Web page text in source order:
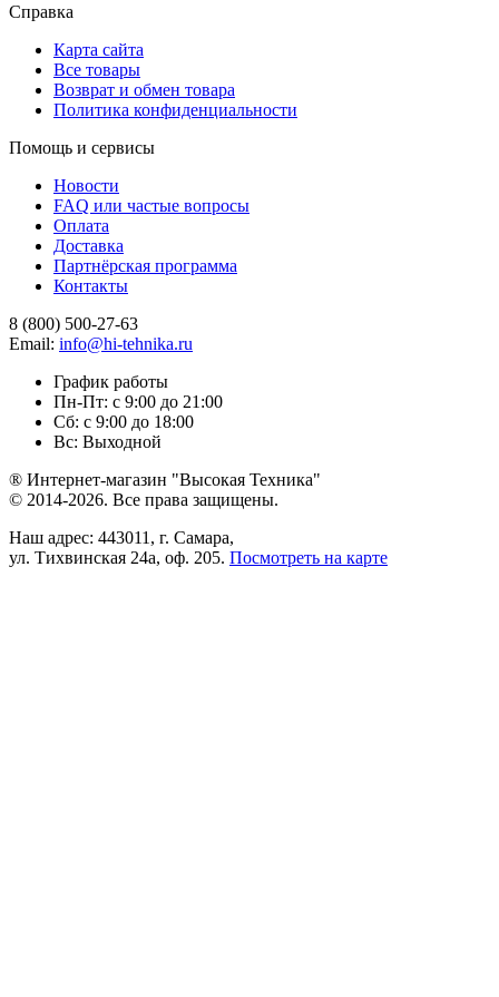
Справка
Карта сайта
Все товары
Возврат и обмен товара
Политика конфиденциальности
Помощь и сервисы
Новости
FAQ или частые вопросы
Оплата
Доставка
Партнёрская программа
Контакты
8 (800) 500-27-63
Email: info@hi-tehnika.ru
График работы
Пн-Пт: с 9:00 до 21:00
Сб: с 9:00 до 18:00
Вс: Выходной
® Интернет-магазин "Высокая Техника"
© 2014-2026. Все права защищены.
Наш адрес: 443011, г. Самара,
ул. Тихвинская 24а, оф. 205. Посмотреть на карте